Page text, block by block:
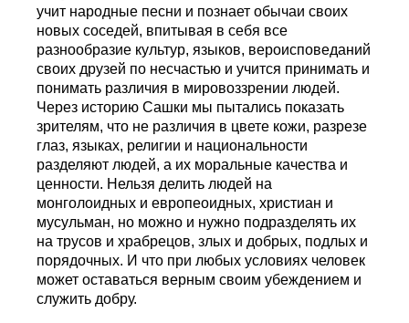
учит народные песни и познает обычаи своих
новых соседей, впитывая в себя все
разнообразие культур, языков, вероисповеданий
своих друзей по несчастью и учится принимать и
понимать различия в мировоззрении людей.
Через историю Сашки мы пытались показать
зрителям, что не различия в цвете кожи, разрезе
глаз, языках, религии и национальности
разделяют людей, а их моральные качества и
ценности. Нельзя делить людей на
монголоидных и европеоидных, христиан и
мусульман, но можно и нужно подразделять их
на трусов и храбрецов, злых и добрых, подлых и
порядочных. И что при любых условиях человек
может оставаться верным своим убеждением и
служить добру.